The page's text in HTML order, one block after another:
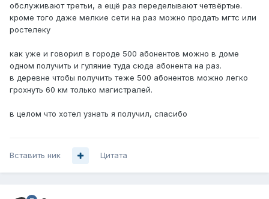
обслуживают третьи, а ещё раз переделывают четвёртые.
кроме того даже мелкие сети на раз можно продать мгтс или
ростелеку
как уже и говорил в городе 500 абонентов можно в доме
одном получить и гуляние туда сюда абонента на раз.
в деревне чтобы получить теже 500 абонентов можно легко
грохнуть 60 км только магистралей.
в целом что хотел узнать я получил, спасибо
Вставить ник Цитата